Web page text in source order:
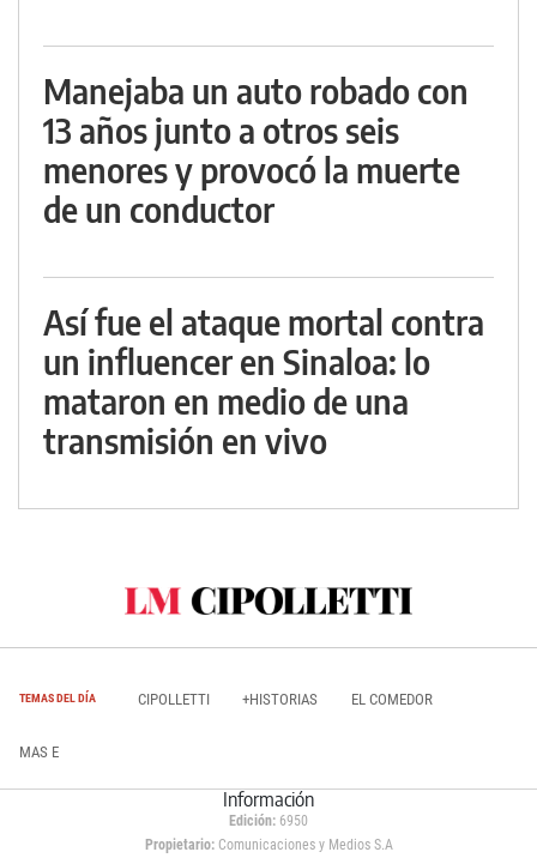
Manejaba un auto robado con
13 años junto a otros seis
menores y provocó la muerte
de un conductor
Así fue el ataque mortal contra
un influencer en Sinaloa: lo
mataron en medio de una
transmisión en vivo
TEMAS DEL DÍA CIPOLLETTI +HISTORIAS EL COMEDOR
MAS E
Información
Edición: 6950
Propietario:Comunicaciones y Medios S.A